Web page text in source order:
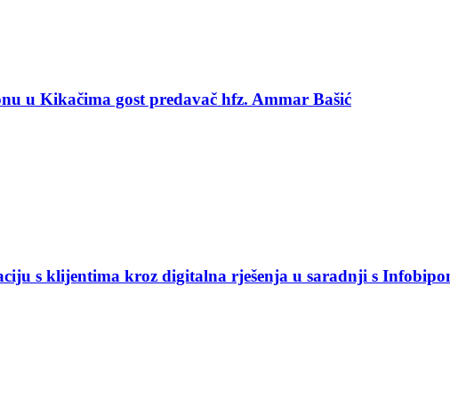
u Kikačima gost predavač hfz. Ammar Bašić
s klijentima kroz digitalna rješenja u saradnji s